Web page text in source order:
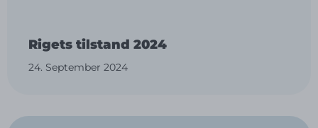
Rigets tilstand 2024
24. September 2024